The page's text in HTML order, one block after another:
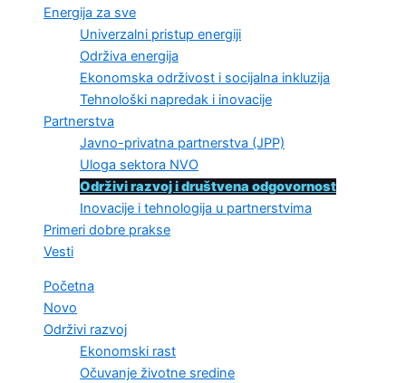
Energija za sve
Univerzalni pristup energiji
Održiva energija
Ekonomska održivost i socijalna inkluzija
Tehnološki napredak i inovacije
Partnerstva
Javno-privatna partnerstva (JPP)
Uloga sektora NVO
Održivi razvoj i društvena odgovornost
Inovacije i tehnologija u partnerstvima
Primeri dobre prakse
Vesti
Početna
Novo
Održivi razvoj
Ekonomski rast
Očuvanje životne sredine